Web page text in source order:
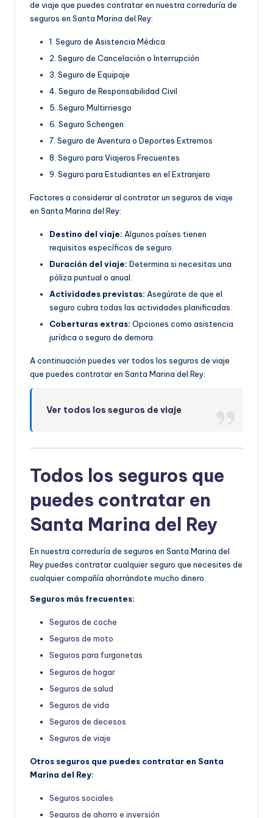
de viaje que puedes contratar en nuestra correduría de
seguros en Santa Marina del Rey:
1. Seguro de Asistencia Médica
2. Seguro de Cancelación o Interrupción
3. Seguro de Equipaje
4. Seguro de Responsabilidad Civil
5. Seguro Multirriesgo
6. Seguro Schengen
7. Seguro de Aventura o Deportes Extremos
8. Seguro para Viajeros Frecuentes
9. Seguro para Estudiantes en el Extranjero
Factores a considerar al contratar un seguros de viaje
en Santa Marina del Rey:
Destino del viaje: Algunos países tienen
requisitos específicos de seguro.
Duración del viaje: Determina si necesitas una
póliza puntual o anual.
Actividades previstas: Asegúrate de que el
seguro cubra todas las actividades planificadas.
Coberturas extras: Opciones como asistencia
jurídica o seguro de demora.
A continuación puedes ver todos los seguros de viaje
que puedes contratar en Santa Marina del Rey:
Ver todos los seguros de viaje
Todos los seguros que
puedes contratar en
Santa Marina del Rey
En nuestra correduría de seguros en Santa Marina del
Rey puedes contratar cualquier seguro que necesites de
cualquier compañía ahorrándote mucho dinero.
Seguros más frecuentes:
Seguros de coche
Seguros de moto
Seguros para furgonetas
Seguros de hogar
Seguros de salud
Seguros de vida
Seguros de decesos
Seguros de viaje
Otros seguros que puedes contratar en Santa
Marina del Rey:
Seguros sociales
Seguros de ahorro e inversión